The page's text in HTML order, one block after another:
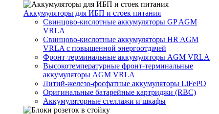
Аккумуляторы для ИБП и стоек питания
Свинцово-кислотные аккумуляторы GP AGM
VRLA
Свинцово-кислотные аккумуляторы HR AGM
VRLA с повышенной энергоотдачей
Фронт-терминальные аккумуляторы AGM VRLA
Высокотемпературные фронт-терминальные
аккумуляторы AGM VRLA
Литий-железо-фосфатные аккумуляторы LiFePO
Оригинальные батарейные картриджи (RBC)
Аккумуляторные стеллажи и шкафы